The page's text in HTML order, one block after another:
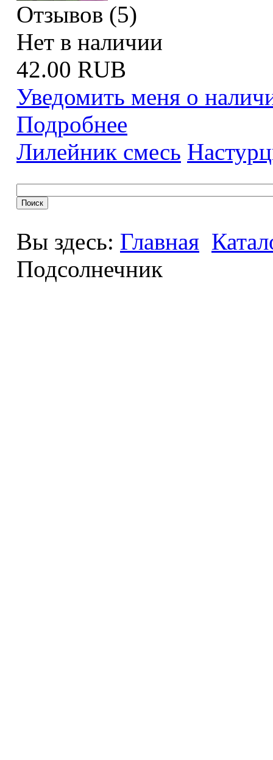
Отзывов (5)
Нет в наличии
42.00 RUB
Уведомить меня о
Подробнее
Лилейник смесь
Вы здесь: Главная
Подсолнечник